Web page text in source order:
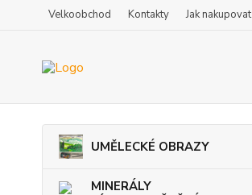
Velkoobchod Kontakty Jak nakupovat
UMĚLECKÉ OBRAZY
MINERÁLY